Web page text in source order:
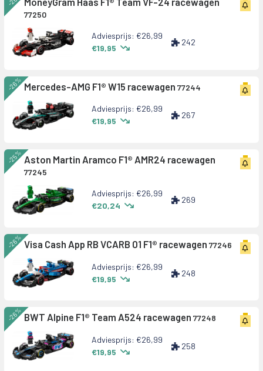
77250
Adviesprijs: €26,99
€19,95
242
-26% Mercedes-AMG F1® W15 racewagen 77244
Adviesprijs: €26,99
€19,95
267
-25% Aston Martin Aramco F1® AMR24 racewagen
77245
Adviesprijs: €26,99
€20,24
269
-26%Visa Cash App RB VCARB 01 F1® racewagen 77246
Adviesprijs: €26,99
€19,95
248
-26% BWT Alpine F1® Team A524 racewagen 77248
Adviesprijs: €26,99
€19,95
258